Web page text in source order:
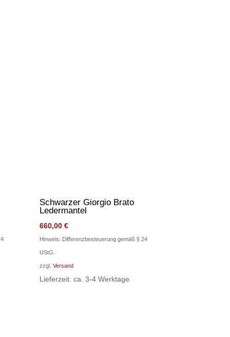
Schwarzer Giorgio Brato
Ledermantel
660,00 €
Hinweis: Differenzbesteuerung gemäß § 24
UStG.
zzgl. Versand
Lieferzeit: ca. 3-4 Werktage